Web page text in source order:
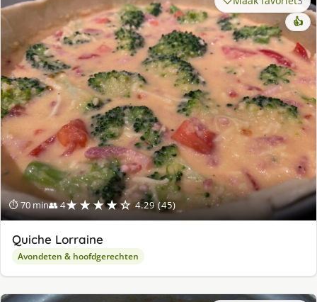
⏱ 70 min👥 4★★★★☆ 4.29 (45)
👍
Quiche Lorraine
Avondeten & hoofdgerechten